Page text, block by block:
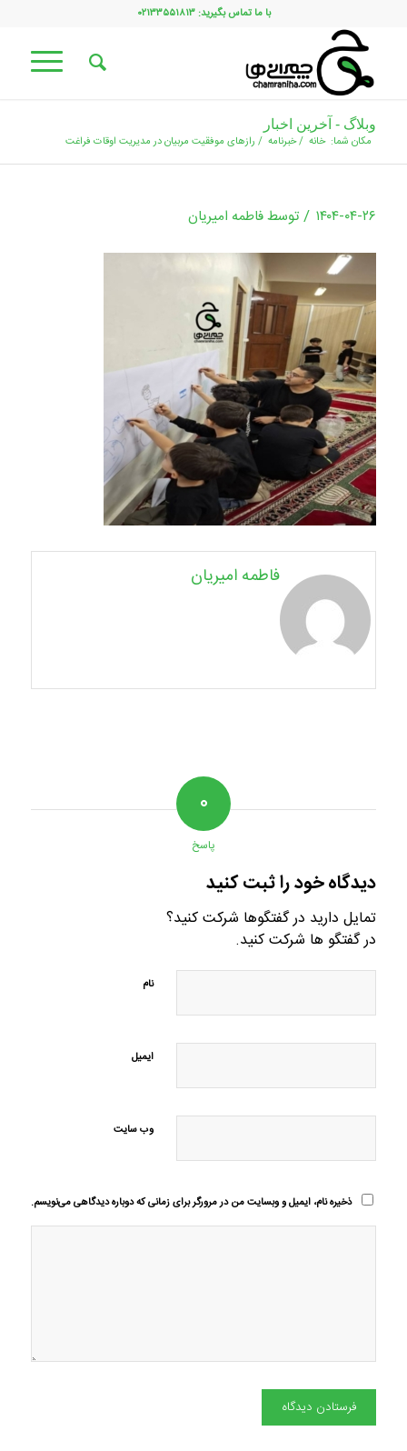
با ما تماس بگیرید: ۰۲۱۳۳۵۵۱۸۱۳
وبلاگ - آخرین اخبار
مکان شما: خانه /خبرنامه / رازهای موفقیت مربیان در مدیریت اوقات فراغت
۱۴۰۴-۰۴-۲۶ / توسطفاطمه امیریان
فاطمه امیریان
۰
پاسخ
دیدگاه خود را ثبت کنید
تمایل دارید در گفتگوها شرکت کنید؟
در گفتگو ها شرکت کنید.
نام
ایمیل
وب‌ سایت
ذخیره نام، ایمیل و وبسایت من در مرورگر برای زمانی که دوباره دیدگاهی می‌نویسم.